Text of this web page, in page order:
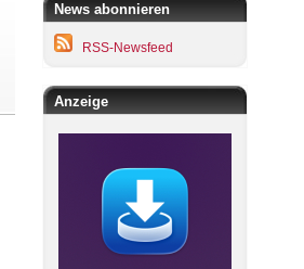
News abonnieren
RSS-Newsfeed
Anzeige